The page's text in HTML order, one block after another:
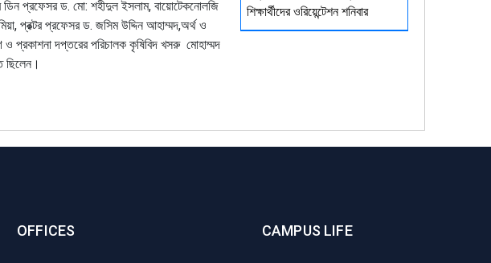
প্রফেসর ড. মো: শহীদুল ইসলাম, বায়োটেকনোলজি
প্রক্টর প্রফেসর ড. জসিম উদ্দিন আহাম্মদ,অর্থ ও
প্রকাশনা দপ্তরের পরিচালক কৃষিবিদ খসরু মোহাম্মদ
ছিলেন।
শিক্ষার্থীদের ওরিয়েন্টেশন শনিবার
OFFICES CAMPUS LIFE